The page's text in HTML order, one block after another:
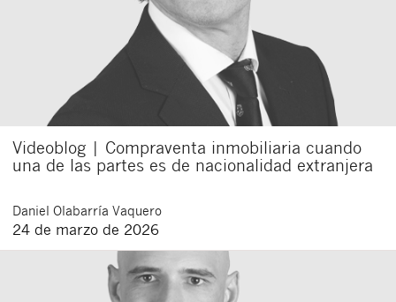
Videoblog | Compraventa inmobiliaria cuando
una de las partes es de nacionalidad extranjera
Daniel Olabarría Vaquero
24 de marzo de 2026